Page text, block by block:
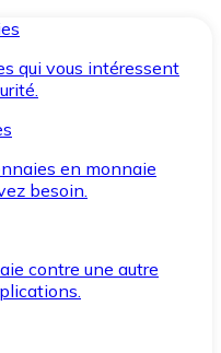
qui vous intéressent
en monnaie
besoin.
contre une autre